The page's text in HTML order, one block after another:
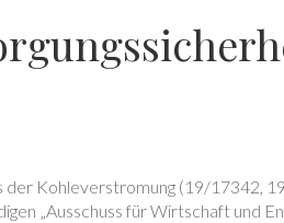
Kohleverstromung (19/17342,
„Ausschuss für Wirtschaft und